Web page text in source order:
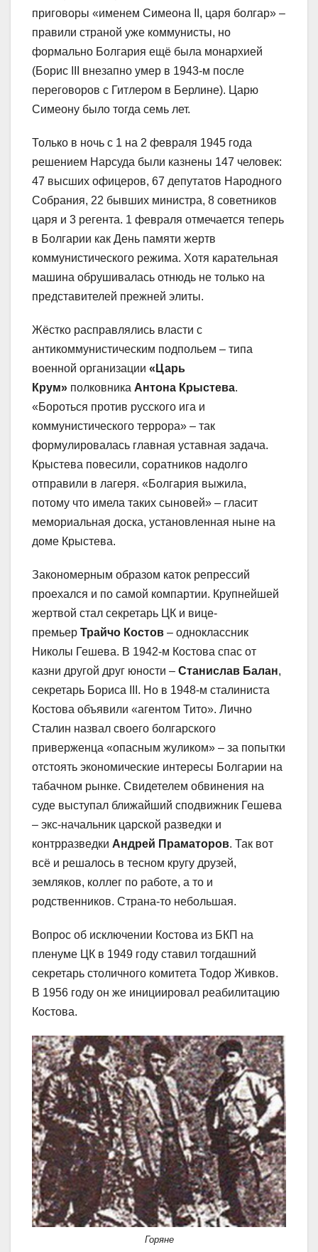
приговоры «именем Симеона II, царя болгар» –
правили страной уже коммунисты, но
формально Болгария ещё была монархией
(Борис III внезапно умер в 1943-м после
переговоров с Гитлером в Берлине). Царю
Симеону было тогда семь лет.
Только в ночь с 1 на 2 февраля 1945 года
решением Нарсуда были казнены 147 человек:
47 высших офицеров, 67 депутатов Народного
Собрания, 22 бывших министра, 8 советников
царя и 3 регента. 1 февраля отмечается теперь
в Болгарии как День памяти жертв
коммунистического режима. Хотя карательная
машина обрушивалась отнюдь не только на
представителей прежней элиты.
Жёстко расправлялись власти с
антикоммунистическим подпольем – типа
военной организации «Царь
Крум» полковника Антона Крыстева.
«Бороться против русского ига и
коммунистического террора» – так
формулировалась главная уставная задача.
Крыстева повесили, соратников надолго
отправили в лагеря. «Болгария выжила,
потому что имела таких сыновей» – гласит
мемориальная доска, установленная ныне на
доме Крыстева.
Закономерным образом каток репрессий
проехался и по самой компартии. Крупнейшей
жертвой стал секретарь ЦК и вице-
премьер Трайчо Костов – одноклассник
Николы Гешева. В 1942-м Костова спас от
казни другой друг юности – Станислав Балан,
секретарь Бориса III. Но в 1948-м сталиниста
Костова объявили «агентом Тито». Лично
Сталин назвал своего болгарского
приверженца «опасным жуликом» – за попытки
отстоять экономические интересы Болгарии на
табачном рынке. Свидетелем обвинения на
суде выступал ближайший сподвижник Гешева
– экс-начальник царской разведки и
контрразведки Андрей Праматоров. Так вот
всё и решалось в тесном кругу друзей,
земляков, коллег по работе, а то и
родственников. Страна-то небольшая.
Вопрос об исключении Костова из БКП на
пленуме ЦК в 1949 году ставил тогдашний
секретарь столичного комитета Тодор Живков.
В 1956 году он же инициировал реабилитацию
Костова.
Горяне